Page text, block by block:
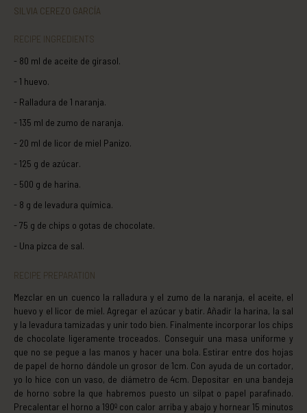
SILVIA CEREZO GARCÍA
RECIPE INGREDIENTS
- 80 ml de aceite de girasol.
- 1 huevo.
- Ralladura de 1 naranja.
- 135 ml de zumo de naranja.
- 20 ml de licor de miel Panizo.
- 125 g de azúcar.
- 500 g de harina.
- 8 g de levadura química.
- 75 g de chips o gotas de chocolate.
- Una pizca de sal.
RECIPE PREPARATION
Mezclar en un cuenco la ralladura y el zumo de la naranja, el aceite, el
huevo y el licor de miel. Agregar el azúcar y batir. Añadir la harina, la sal
y la levadura tamizadas y unir todo bien. Finalmente incorporar los chips
de chocolate ligeramente troceados. Conseguir una masa uniforme y
que no se pegue a las manos y hacer una bola. Estirar entre dos hojas
de papel de horno dándole un grosor de 1cm. Con ayuda de un cortador,
yo lo hice con un vaso, de diámetro de 4cm. Depositar en una bandeja
de horno sobre la que habremos puesto un silpat o papel parafinado.
Precalentar el horno a 190º con calor arriba y abajo y hornear 15 minutos